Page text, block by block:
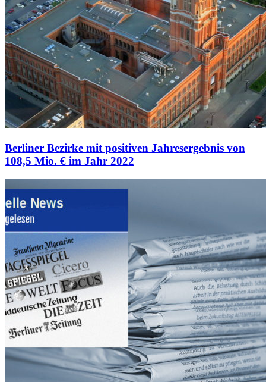
Berliner Bezirke mit positiven Jahresergebnis von
108,5 Mio. € im Jahr 2022